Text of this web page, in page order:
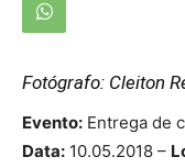
Fotógrafo: Cleiton
Evento: Entrega de
Data: 10.05.2018 –